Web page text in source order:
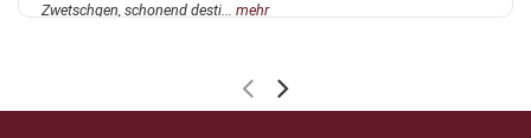
Zwetschgen, schonend desti... mehr